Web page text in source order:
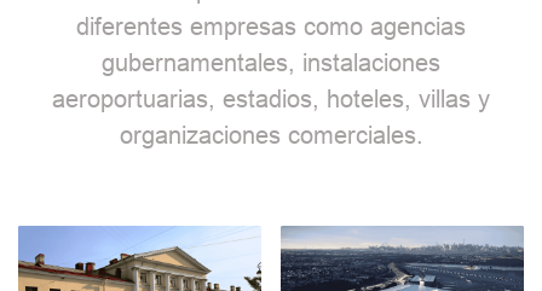
diferentes empresas como agencias
gubernamentales, instalaciones
aeroportuarias, estadios, hoteles, villas y
organizaciones comerciales.